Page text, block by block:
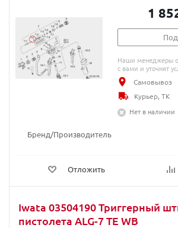
Бренд/Производитель
Отложить
1
Под
Наши менеджеры
с вами и уточнят
Самовывоз
Курьер, ТК
Нет в наличии
Iwata 03504190 Триггерный
пистолета ALG-7 TE WB